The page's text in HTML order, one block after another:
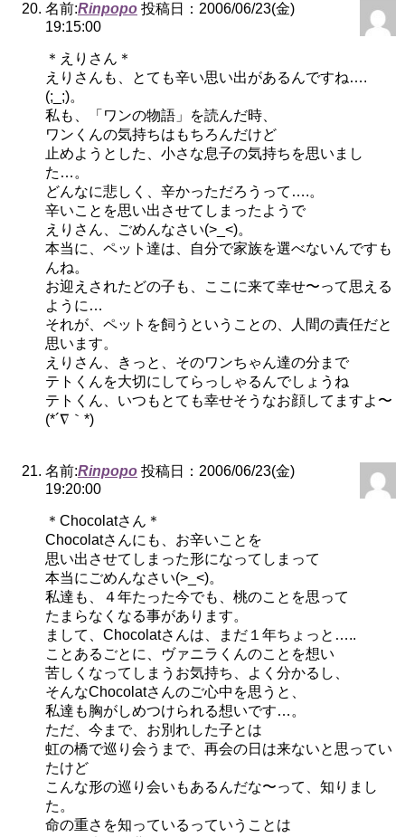
名前:Rinpopo 投稿日：2006/06/23(金)
19:15:00
＊えりさん＊
えりさんも、とても辛い思い出があるんですね….
(;_;)。
私も、「ワンの物語」を読んだ時、
ワンくんの気持ちはもちろんだけど
止めようとした、小さな息子の気持ちを思いまし
た…。
どんなに悲しく、辛かっただろうって….。
辛いことを思い出させてしまったようで
えりさん、ごめんなさい(>_<)。
本当に、ペット達は、自分で家族を選べないんですも
んね。
お迎えされたどの子も、ここに来て幸せ〜って思える
ように…
それが、ペットを飼うということの、人間の責任だと
思います。
えりさん、きっと、そのワンちゃん達の分まで
テトくんを大切にしてらっしゃるんでしょうね
テトくん、いつもとても幸せそうなお顔してますよ〜
(*´∇｀*)
名前:Rinpopo 投稿日：2006/06/23(金)
19:20:00
＊Chocolatさん＊
Chocolatさんにも、お辛いことを
思い出させてしまった形になってしまって
本当にごめんなさい(>_<)。
私達も、４年たった今でも、桃のことを思って
たまらなくなる事があります。
まして、Chocolatさんは、まだ１年ちょっと…..
ことあるごとに、ヴァニラくんのことを想い
苦しくなってしまうお気持ち、よく分かるし、
そんなChocolatさんのご心中を思うと、
私達も胸がしめつけられる想いです…。
ただ、今まで、お別れした子とは
虹の橋で巡り会うまで、再会の日は来ないと思ってい
たけど
こんな形の巡り会いもあるんだな〜って、知りまし
た。
命の重さを知っているっていうことは